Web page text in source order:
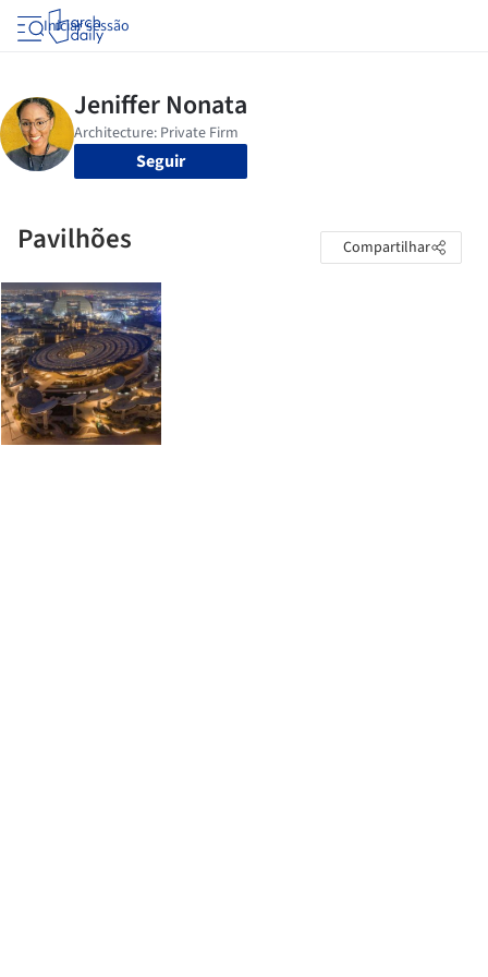
Iniciar sessão
Seguir
Pavilhões Compartilhar